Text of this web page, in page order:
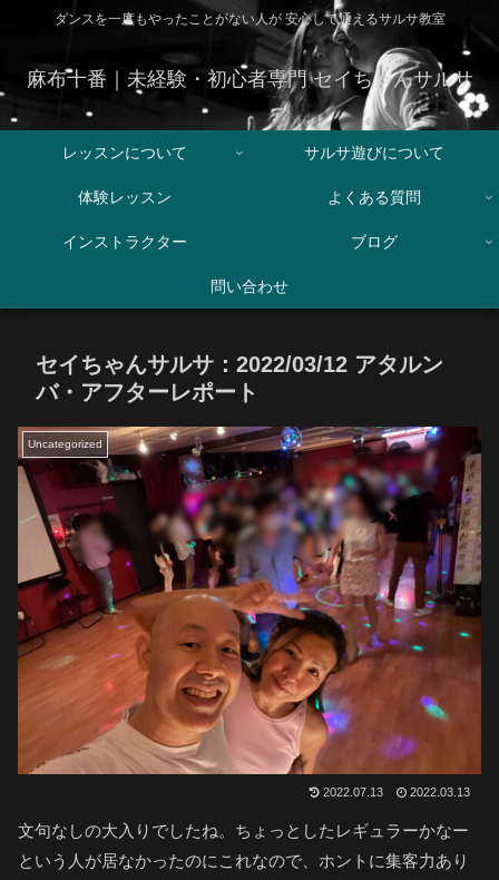
ダンスを一度もやったことがない人が 安心して通えるサルサ教室
麻布十番｜未経験・初心者専門 セイちゃんサルサ
レッスンについて サルサ遊びについて
体験レッスン よくある質問
インストラクター ブログ
問い合わせ
セイちゃんサルサ：2022/03/12 アタルン
バ・アフターレポート
Uncategorized
2022.07.13 2022.03.13
文句なしの大入りでしたね。ちょっとしたレギュラーかなー
という人が居なかったのにこれなので、ホントに集客力あり